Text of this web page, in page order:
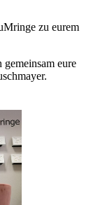
zu eurem
eure